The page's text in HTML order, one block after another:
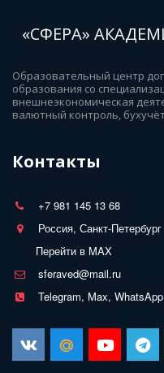
«СФЕРА»
Образовательный центр
образования со
внешнеэкономическая
валютный контроль,
Контакты
+7 981 145 13 68
Россия, Санкт-Петербург
Перейти в MAX
sferaved@mail.ru
Telegram, Max, WhatsApp